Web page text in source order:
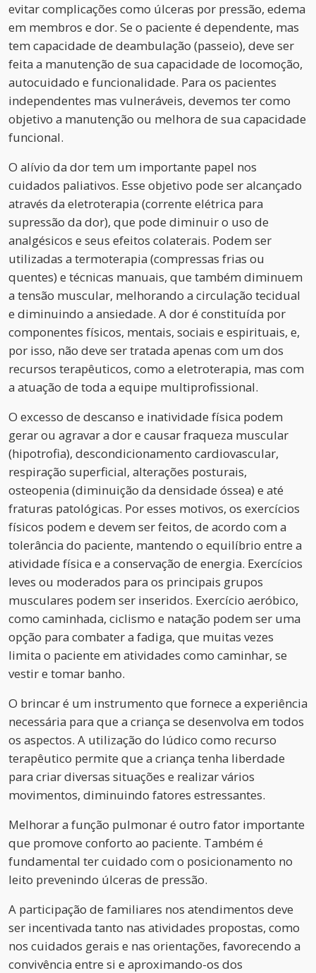
evitar complicações como úlceras por pressão, edema
em membros e dor. Se o paciente é dependente, mas
tem capacidade de deambulação (passeio), deve ser
feita a manutenção de sua capacidade de locomoção,
autocuidado e funcionalidade. Para os pacientes
independentes mas vulneráveis, devemos ter como
objetivo a manutenção ou melhora de sua capacidade
funcional.
O alívio da dor tem um importante papel nos
cuidados paliativos. Esse objetivo pode ser alcançado
através da eletroterapia (corrente elétrica para
supressão da dor), que pode diminuir o uso de
analgésicos e seus efeitos colaterais. Podem ser
utilizadas a termoterapia (compressas frias ou
quentes) e técnicas manuais, que também diminuem
a tensão muscular, melhorando a circulação tecidual
e diminuindo a ansiedade. A dor é constituída por
componentes físicos, mentais, sociais e espirituais, e,
por isso, não deve ser tratada apenas com um dos
recursos terapêuticos, como a eletroterapia, mas com
a atuação de toda a equipe multiprofissional.
O excesso de descanso e inatividade física podem
gerar ou agravar a dor e causar fraqueza muscular
(hipotrofia), descondicionamento cardiovascular,
respiração superficial, alterações posturais,
osteopenia (diminuição da densidade óssea) e até
fraturas patológicas. Por esses motivos, os exercícios
físicos podem e devem ser feitos, de acordo com a
tolerância do paciente, mantendo o equilíbrio entre a
atividade física e a conservação de energia. Exercícios
leves ou moderados para os principais grupos
musculares podem ser inseridos. Exercício aeróbico,
como caminhada, ciclismo e natação podem ser uma
opção para combater a fadiga, que muitas vezes
limita o paciente em atividades como caminhar, se
vestir e tomar banho.
O brincar é um instrumento que fornece a experiência
necessária para que a criança se desenvolva em todos
os aspectos. A utilização do lúdico como recurso
terapêutico permite que a criança tenha liberdade
para criar diversas situações e realizar vários
movimentos, diminuindo fatores estressantes.
Melhorar a função pulmonar é outro fator importante
que promove conforto ao paciente. Também é
fundamental ter cuidado com o posicionamento no
leito prevenindo úlceras de pressão.
A participação de familiares nos atendimentos deve
ser incentivada tanto nas atividades propostas, como
nos cuidados gerais e nas orientações, favorecendo a
convivência entre si e aproximando-os dos